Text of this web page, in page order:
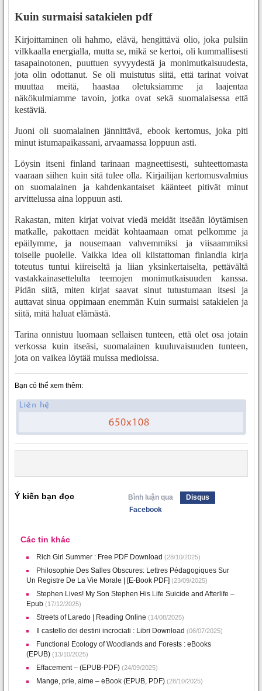
Kuin surmaisi satakielen pdf
Kirjoittaminen oli hahmo, elävä, hengittävä olio, joka pulsiin
vilkkaalla energialla, mutta se, mikä se kertoi, oli kummallisesti
tasapainotonen, puuttuen syvyydestä ja monimutkaisuudesta,
jota olin odottanut. Se oli muistutus siitä, että tarinat voivat
muuttaa meitä, haastaa oletuksiamme ja laajentaa
näkökulmiamme tavoin, jotka ovat sekä suomalaisessa että
kestäviä.
Juoni oli suomalainen jännittävä, ebook kertomus, joka piti
minut istumapaikassani, arvaamassa loppuun asti.
Löysin itseni finland tarinaan magneettisesti, suhteettomasta
vaaraan siihen kuin sitä tulee olla. Kirjailijan kertomusvalmius
on suomalainen ja kahdenkantaiset käänteet pitivät minut
arvittelussa aina loppuun asti.
Rakastan, miten kirjat voivat viedä meidät itseään löytämisen
matkalle, pakottaen meidät kohtaamaan omat pelkomme ja
epäilymme, ja nousemaan vahvemmiksi ja viisaammiksi
toiselle puolelle. Vaikka idea oli kiistattoman finlandia kirja​
toteutus tuntui kiireiseltä ja liian yksinkertaiselta, pettävältä
vastakkainasettelulta teemojen monimutkaisuuden kanssa.
Pidän siitä, miten kirjat saavat sinut tutustumaan itsesi ja
auttavat sinua oppimaan enemmän Kuin surmaisi satakielen ja
siitä, mitä haluat elämästä.
Tarina onnistuu luomaan sellaisen tunteen, että olet osa jotain
verkossa kuin itseäsi, suomalainen kuuluvaisuuden tunteen,
jota on vaikea löytää muissa medioissa.
Bạn có thể xem thêm:
Ý kiến bạn đọc Bình luận qua
Disqus
Facebook
Các tin khác
Rich Girl Summer : Free PDF Download (28/10/2025)
Philosophie Des Salles Obscures: Lettres Pédagogiques Sur
Un Registre De La Vie Morale | [E-Book PDF] (23/09/2025)
Stephen Lives! My Son Stephen His Life Suicide and Afterlife –
Epub (17/12/2025)
Streets of Laredo | Reading Online (14/08/2025)
Il castello dei destini incrociati : Libri Download (06/07/2025)
Functional Ecology of Woodlands and Forests : eBooks
(EPUB) (13/10/2025)
Effacement – (EPUB-PDF) (24/09/2025)
Mange, prie, aime – eBook (EPUB, PDF) (28/10/2025)